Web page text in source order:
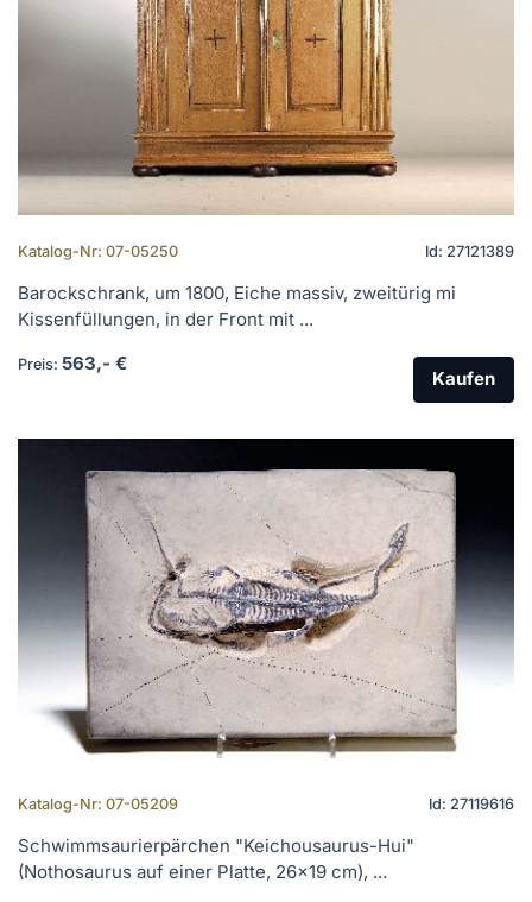
Katalog-Nr: 07-05250 Id: 27121389
Barockschrank, um 1800, Eiche massiv, zweitürig mi
Kissenfüllungen, in der Front mit ...
Preis: 563,- €
Kaufen
Katalog-Nr: 07-05209 Id: 27119616
Schwimmsaurierpärchen "Keichousaurus-Hui"
(Nothosaurus auf einer Platte, 26x19 cm), ...